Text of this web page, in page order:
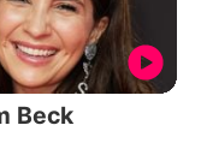
Beck